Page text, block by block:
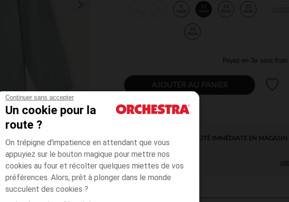
Continuer sans accepter
Un cookie pour la
route ?
On trépigne d'impatience en attendant que vous
appuyiez sur le bouton magique pour mettre nos
cookies au four et récolter quelques miettes de vos
préférences. Alors, prêt à plonger dans le monde
succulent des cookies ?
9
mois
12
mois
18
mois
23
mois
36
mois
Payez en 3x sans
AJOUTER AU PANIER
DISPONIBILITÉ IMMÉDIATE EN MAGASIN